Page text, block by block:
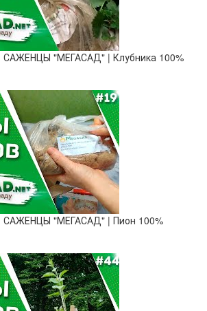
"МЕГАСАД" | Клубника 100%
"МЕГАСАД" | Пион 100%